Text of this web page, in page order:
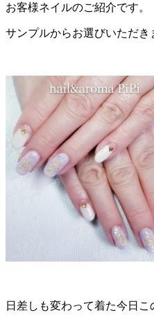
お客様ネイルのご紹介です。
サンプルからお選びいただき
日差しも変わって着た今日こ